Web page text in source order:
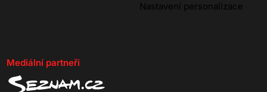
Nastavení personalizace
Mediální partneři